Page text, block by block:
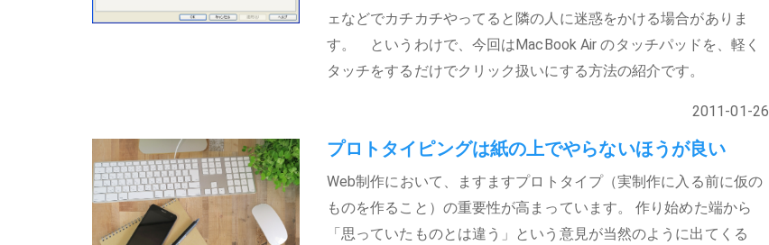
ェなどでカチカチやってると隣の人に迷惑をかける場合がありま
す。 というわけで、今回はMacBook Air のタッチパッドを、軽く
タッチをするだけでクリック扱いにする方法の紹介です。
2011-01-26
プロトタイピングは紙の上でやらないほうが良い
Web制作において、ますますプロトタイプ（実制作に入る前に仮の
ものを作ること）の重要性が高まっています。 作り始めた端から
「思っていたものとは違う」という意見が当然のように出てくる